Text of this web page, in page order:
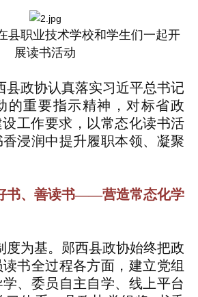
县职业技术学校和学生们一起开
展读书活动
县政协认真落实习近平总书记
的重要指示精神，对标省政
工作要求，以常态化读书活
浸润中提升履职本领、凝聚
书、善读书——营造常态化学
度为基。郧西县政协始终把政
书全过程各方面，建立党组
、委员自主自学、线上平台